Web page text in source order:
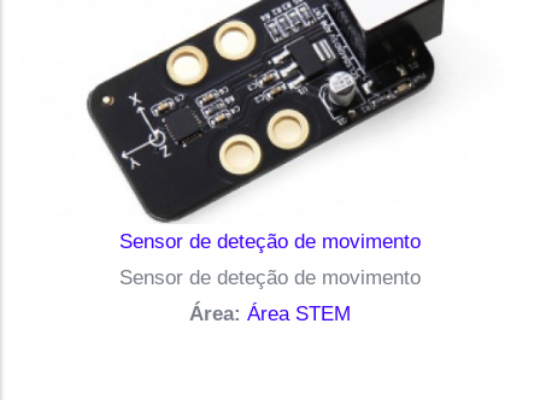
Sensor de deteção de movimento
Sensor de deteção de movimento
Área: Área STEM